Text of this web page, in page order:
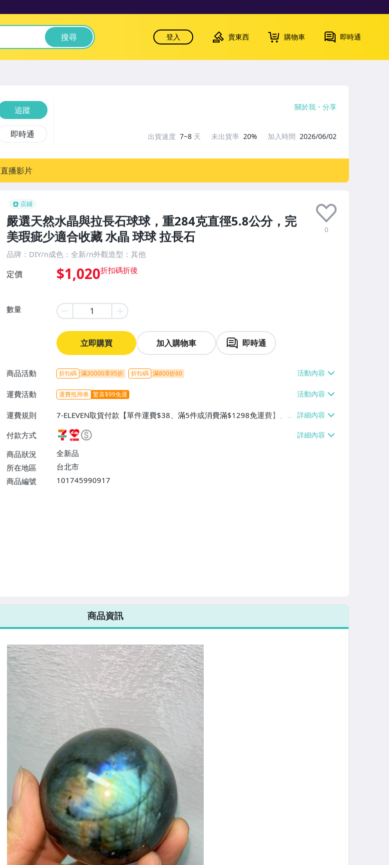
搜尋 登入 賣東西 購物車 即時通
店鋪
嚴選天然水晶與拉長石球球，重284克直徑5.8公分，完
美瑕疵少適合收藏 水晶 球球 拉長石
0
品牌：DIY/n成色：全新/n外觀造型：其他
定價 $1,020
數量
立即購買 加入購物車 即時通
商品活動 折扣碼 滿30000享95折 折扣碼 滿800折60
運費活動 運費抵用券 驚喜$99免運
運費規則
7-ELEVEN取貨付款【單件運費$38、滿5件或消費滿$1298免運費】、7-
ELEVEN取貨不付款【免運費】、萊爾富取貨付款【單件運費$60、滿5件
或消費滿$1298免運費】、宅配/貨運【單件運費$120、滿5件或消費滿
$1598免運費】
付款方式
商品狀況
全新品
所在地區
台北市
商品編號
101745990917
追蹤
即時通
關於我 分享
出貨速度 7~8 天 未出貨率 20% 加入時間 2026/06/02
直播影片
商品資訊